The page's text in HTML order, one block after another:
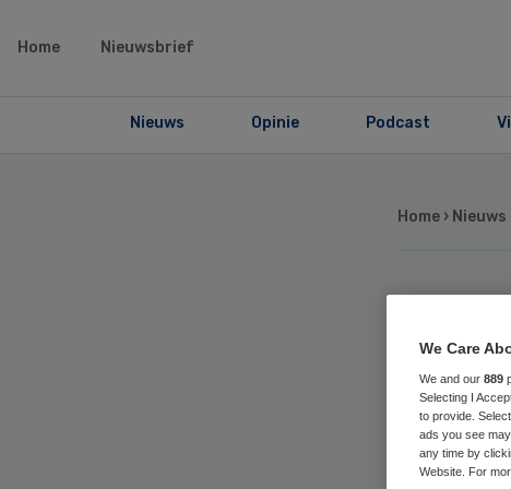
Home Nieuwsbrief
Nieuws Opinie Podcast
Home › Nieuws
We Care
We and our 889
Selecting I
to provide.
ads you see
any time by
Website. For